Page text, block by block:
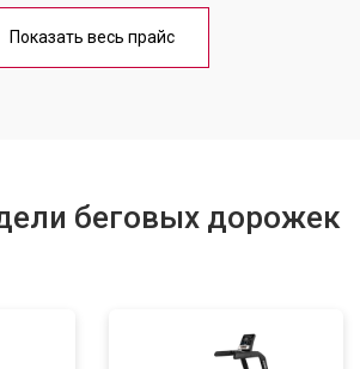
от 1000 ₽
Показать весь прайс
беговых дорожек